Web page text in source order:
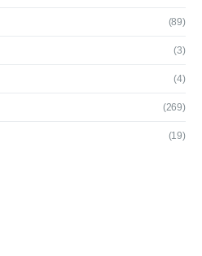
(89)
(3)
(4)
(269)
(19)